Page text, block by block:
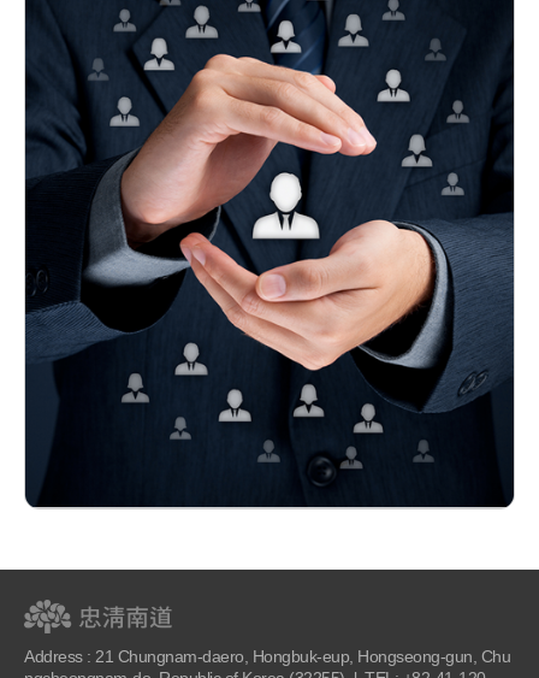
Address : 21 Chungnam-daero, Hongbuk-eup, Hongseong-gun, Chu